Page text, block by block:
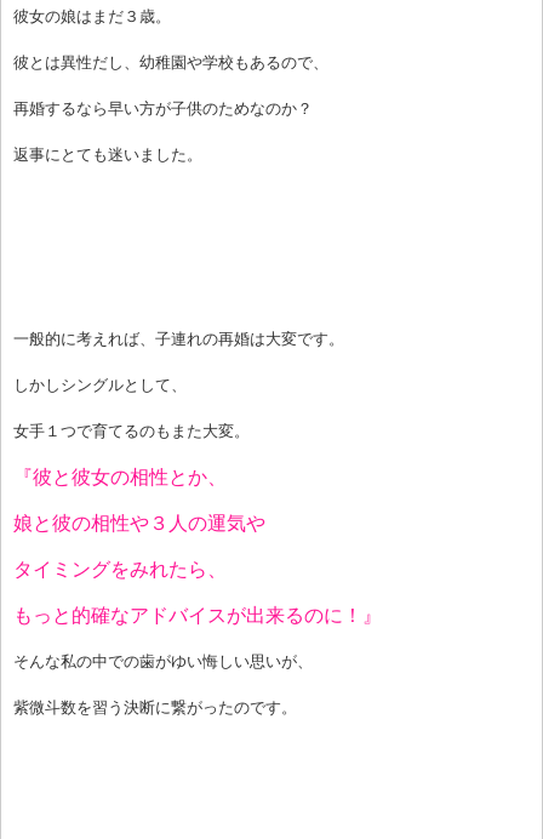
彼女の娘はまだ３歳。
彼とは異性だし、幼稚園や学校もあるので、
再婚するなら早い方が子供のためなのか？
返事にとても迷いました。
一般的に考えれば、子連れの再婚は大変です。
しかしシングルとして、
女手１つで育てるのもまた大変。
『彼と彼女の相性とか、
娘と彼の相性や３人の運気や
タイミングをみれたら、
もっと的確なアドバイスが出来るのに！』
そんな私の中での歯がゆい悔しい思いが、
紫微斗数を習う決断に繋がったのです。